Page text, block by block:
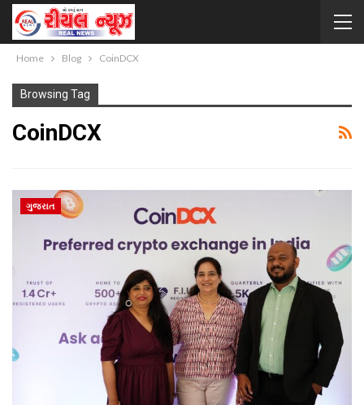
Home Blog CoinDCX
Browsing Tag
CoinDCX
ગુજરાત